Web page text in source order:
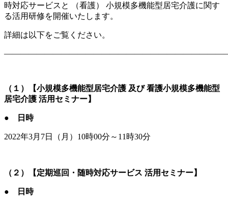
時対応サービスと （看護） 小規模多機能型居宅介護に関す
る活用研修を開催いたします。
詳細は以下をご覧ください。
（１）
【小規模多機能型居宅介護 及び 看護小規模多機能型
居宅介護 活用セミナー】
● 日時
2022年3月7日（月）10時00分～11時30分
（２）【定期巡回・随時対応サービス 活用セミナー】
● 日時